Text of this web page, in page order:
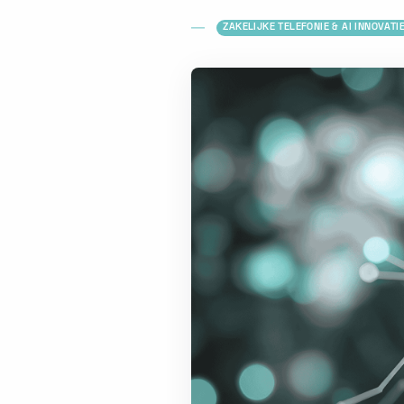
ZAKELIJKE TELEFONIE & AI INNOVATIE